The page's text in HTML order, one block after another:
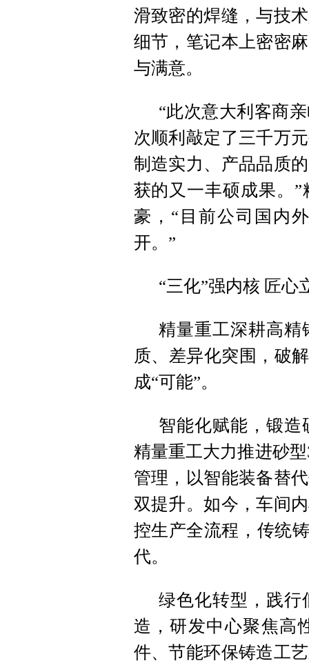
滑致密的焊缝，与技
细节，笔记本上密密
与满意。
“此次意大利客商
次顺利敲定了三千万
制造实力、产品品质
获的又一丰硕成果。
豪，“目前公司国内
开。”
“三化”强内核 匠心
精量重工深耕高精
质、差异化突围，破
成“可能”。
智能化赋能，锻
精量重工大力推进砂
管理，以智能装备替
双提升。如今，车间
控生产全流程，传统
代。
绿色化转型，践行
造，研发中心聚焦高
件、节能环保铸造工